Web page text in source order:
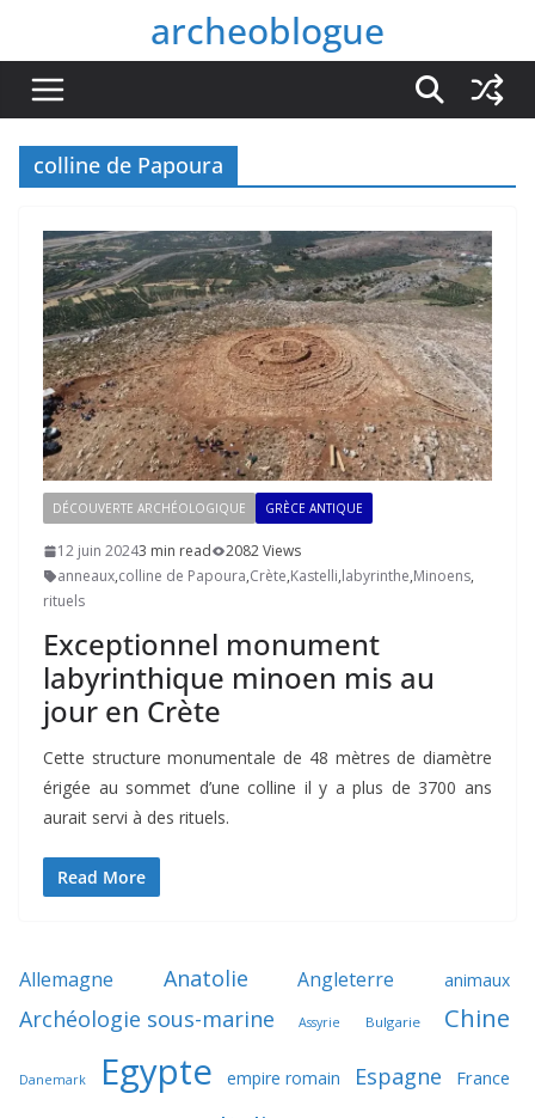
contenu
archeoblogue
colline de Papoura
DÉCOUVERTE ARCHÉOLOGIQUE GRÈCE ANTIQUE
12 juin 20243 min read
2082 Views
anneaux,colline de Papoura,Crète,Kastelli,labyrinthe,Minoens,
rituels
Exceptionnel monument
labyrinthique minoen mis au
jour en Crète
Cette structure monumentale de 48 mètres de diamètre
érigée au sommet d’une colline il y a plus de 3700 ans
aurait servi à des rituels.
Read More
Allemagne Anatolie Angleterre animaux
Archéologie sous-marine Assyrie Bulgarie Chine
Danemark Egypte empire romain Espagne France